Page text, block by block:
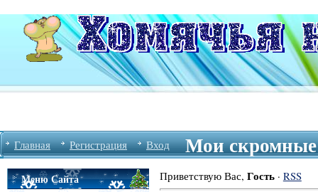
Главная Регистрация Вход Мои
Меню Сайта
Приветствую Вас, Гость· RSS